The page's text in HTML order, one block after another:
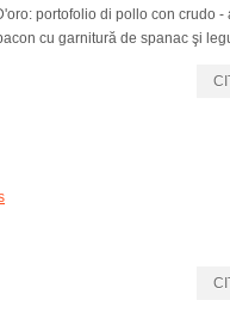
portofolio di pollo con crudo
cu garnitură de spanac şi